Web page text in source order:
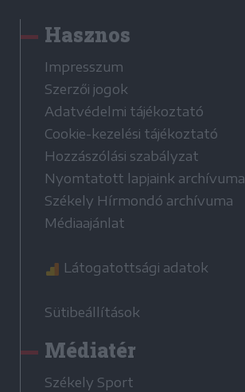
Hasznos
Impresszum
Szerzői jogok
Adatvédelmi tájékoztató
Cookie-kezelési tájékoztató
Hozzászólási szabályzat
Nyomtatott lapjaink archívuma
Székely Hírmondó archívuma
Médiaajánlat
Látogatottsági adatok
Sütibeállítások
Médiatér
Székely Sport